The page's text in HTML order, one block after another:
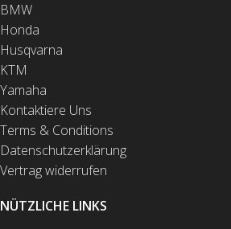
BMW
Honda
Husqvarna
KTM
Yamaha
Kontaktiere Uns
Terms & Conditions
Datenschutzerklärung
Vertrag widerrufen
NÜTZLICHE LINKS